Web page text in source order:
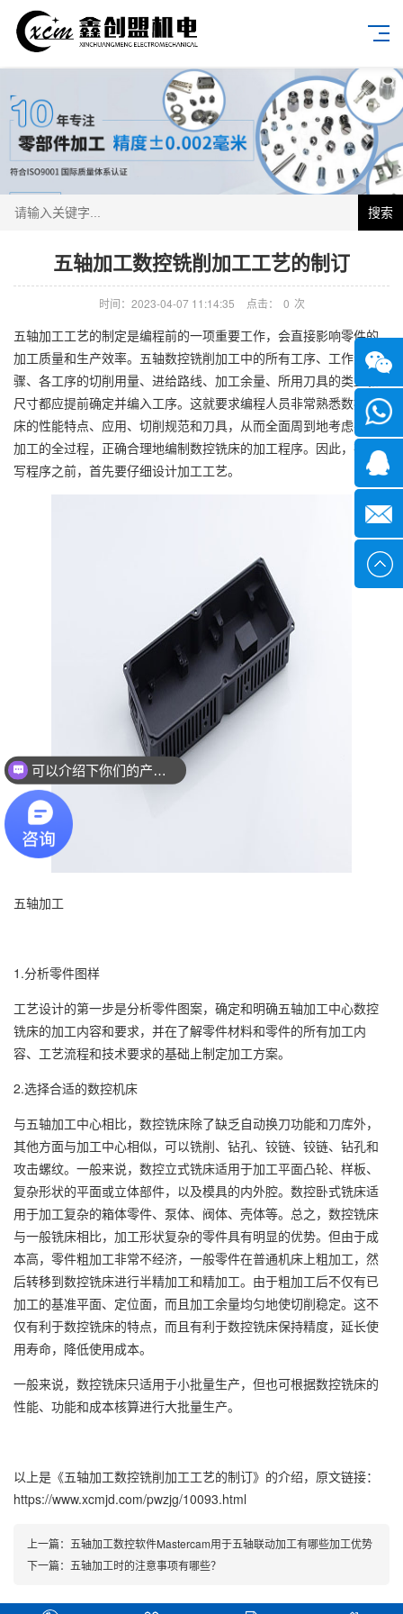
搜索
五轴加工数控铣削加工工艺的制订
时间：2023-04-07 11:14:35 点击： 0 次
五轴加工工艺的制定是编程前的一项重要工作，会直接影响零件的
加工质量和生产效率。五轴数控铣削加工中的所有工序、工作步
骤、各工序的切削用量、进给路线、加工余量、所用刀具的类型和
尺寸都应提前确定并编入工序。这就要求编程人员非常熟悉数控铣
床的性能特点、应用、切削规范和刀具，从而全面周到地考虑零件
加工的全过程，正确合理地编制数控铣床的加工程序。因此，在编
写程序之前，首先要仔细设计加工工艺。
五轴加工
1.分析零件图样
工艺设计的第一步是分析零件图案，确定和明确五轴加工中心数控
铣床的加工内容和要求，并在了解零件材料和零件的所有加工内
容、工艺流程和技术要求的基础上制定加工方案。
2.选择合适的数控机床
与五轴加工中心相比，数控铣床除了缺乏自动换刀功能和刀库外，
其他方面与加工中心相似，可以铣削、钻孔、铰链、铰链、钻孔和
攻击螺纹。一般来说，数控立式铣床适用于加工平面凸轮、样板、
复杂形状的平面或立体部件，以及模具的内外腔。数控卧式铣床适
用于加工复杂的箱体零件、泵体、阀体、壳体等。总之，数控铣床
与一般铣床相比，加工形状复杂的零件具有明显的优势。但由于成
本高，零件粗加工非常不经济，一般零件在普通机床上粗加工，然
后转移到数控铣床进行半精加工和精加工。由于粗加工后不仅有已
加工的基准平面、定位面，而且加工余量均匀地使切削稳定。这不
仅有利于数控铣床的特点，而且有利于数控铣床保持精度，延长使
用寿命，降低使用成本。
一般来说，数控铣床只适用于小批量生产，但也可根据数控铣床的
性能、功能和成本核算进行大批量生产。
以上是 《五轴加工数控铣削加工工艺的制订》 的介绍，原文链接：
https://www.xcmjd.com/pwzjg/10093.html
上一篇： 五轴加工数控软件Mastercam用于五轴联动加工有哪些加工优势
下一篇： 五轴加工时的注意事项有哪些？
微信